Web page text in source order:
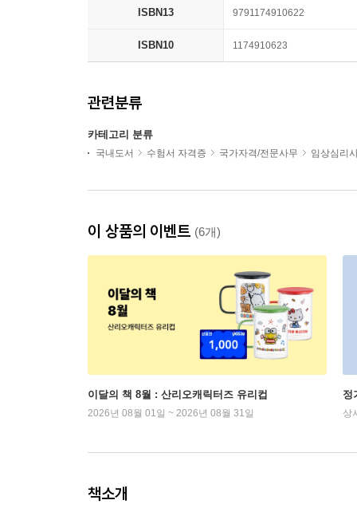
ISBN13 9791174910622
ISBN10 1174910623
관련분류
카테고리 분류
국내도서 수험서 자격증 국가자격/전문사무 임상심리
이 상품의 이벤트 (6개)
이달의 책 8월 : 산리오캐릭터즈 유리컵
2026년 08월 01일 ~ 2026년 08월 31일
정
상
책소개